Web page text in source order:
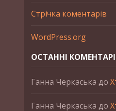
Стрічка коментарів
WordPress.org
ОСТАННІ КОМЕНТАРІ
Ганна Черкаська до
Ганна Черкаська до